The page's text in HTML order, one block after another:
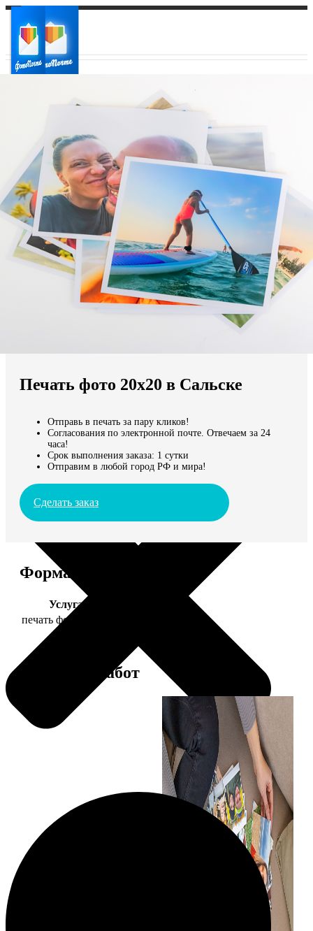
Ваш регион доставки
Выберите из списка:
Мы доставляем по всему миру
Продолжить без города
Печать фото 20х20 в Сальске
Отправь в печать за пару кликов!
Согласования по электронной почте. Отвечаем за 24
часа!
Срок выполнения заказа: 1 сутки
Отправим в любой город РФ и мира!
Сделать заказ
Форматы и цены
Услуга
печать фото 20х20
Примеры работ